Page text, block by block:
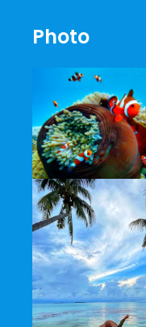
Photo